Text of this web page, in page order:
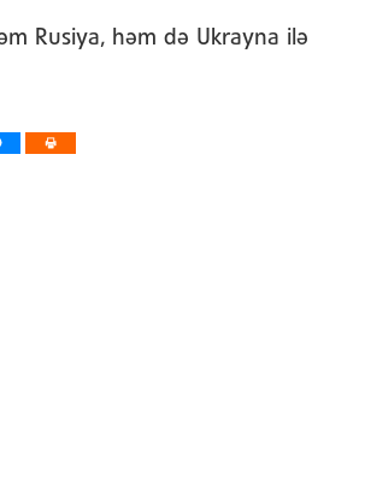
Rusiya, həm də Ukrayna ilə